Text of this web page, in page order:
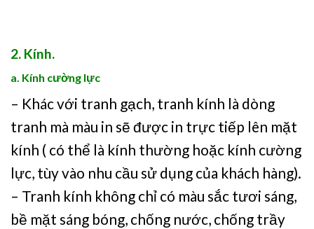
2. Kính.
a. Kính cường lực
– Khác với tranh gạch, tranh kính là dòng
tranh mà màu in sẽ được in trực tiếp lên mặt
kính ( có thể là kính thường hoặc kính cường
lực, tùy vào nhu cầu sử dụng của khách hàng).
– Tranh kính không chỉ có màu sắc tươi sáng,
bề mặt sáng bóng, chống nước, chống trầy